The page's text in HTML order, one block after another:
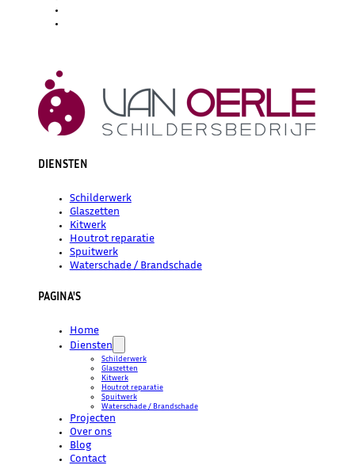
DIENSTEN
Schilderwerk
Glaszetten
Kitwerk
Houtrot reparatie
Spuitwerk
Waterschade / Brandschade
PAGINA'S
Home
Diensten
Schilderwerk
Glaszetten
Kitwerk
Houtrot reparatie
Spuitwerk
Waterschade / Brandschade
Projecten
Over ons
Blog
Contact